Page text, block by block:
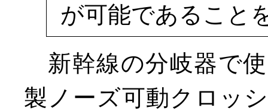
が可能であること
新幹線の分岐器で
製ノーズ可動クロッ